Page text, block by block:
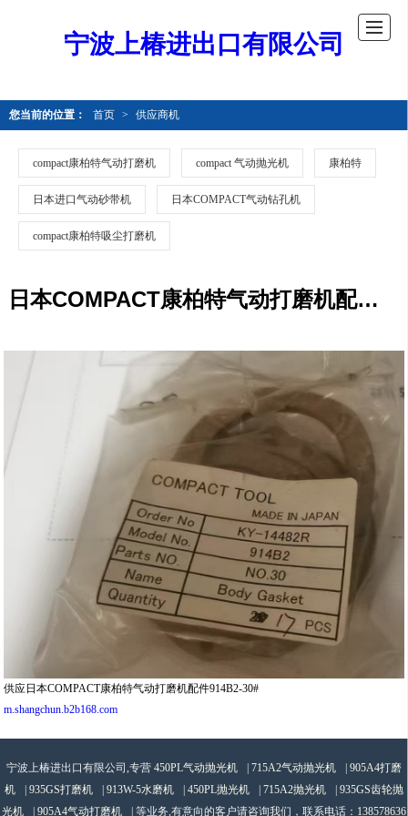
宁波上椿进出口有限公司
您当前的位置： 首页 > 供应商机
compact康柏特气动打磨机 compact 气动抛光机 康柏特
日本进口气动砂带机 日本COMPACT气动钻孔机
compact康柏特吸尘打磨机
日本COMPACT康柏特气动打磨机配件914B2-30#
供应日本COMPACT康柏特气动打磨机配件914B2-30#
m.shangchun.b2b168.com
宁波上椿进出口有限公司,专营 450PL气动抛光机 | 715A2气动抛光机 | 905A4打磨
机
| 935GS打磨机 | 913W-5水磨机 | 450PL抛光机 | 715A2抛光机 | 935GS齿轮抛
光机
| 905A4气动打磨机 | 等业务,有意向的客户请咨询我们，联系电话： 138578636